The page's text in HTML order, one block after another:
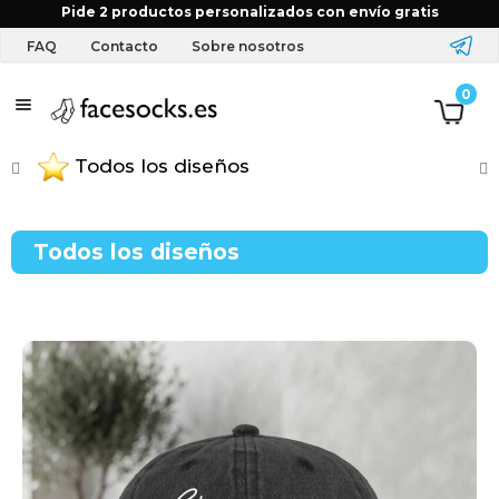
Pide 2 productos personalizados con envío gratis
FAQ Contacto Sobre nosotros
0
Inicio Tienda Gorras
T
t
i
y
a
c
Todos los diseños
Todos los diseños